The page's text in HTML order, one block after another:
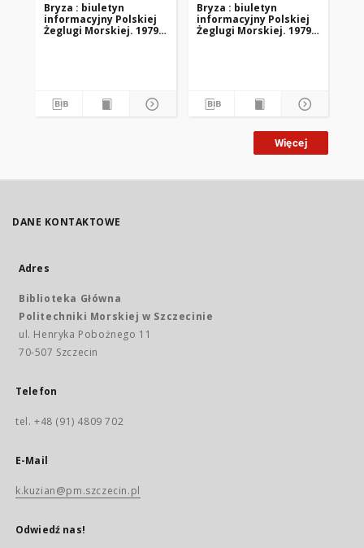
Bryza : biuletyn
informacyjny Polskiej
Żeglugi Morskiej. 1979,
Bryza : biuletyn
informacyjny Polskiej
Żeglugi Morskiej. 1979,
Więcej
DANE KONTAKTOWE
Adres
Biblioteka Główna
Politechniki Morskiej w Szczecinie
ul. Henryka Pobożnego 11
70-507 Szczecin
Telefon
tel. +48 (91) 4809 702
E-Mail
k.kuzian@pm.szczecin.pl
Odwiedź nas!